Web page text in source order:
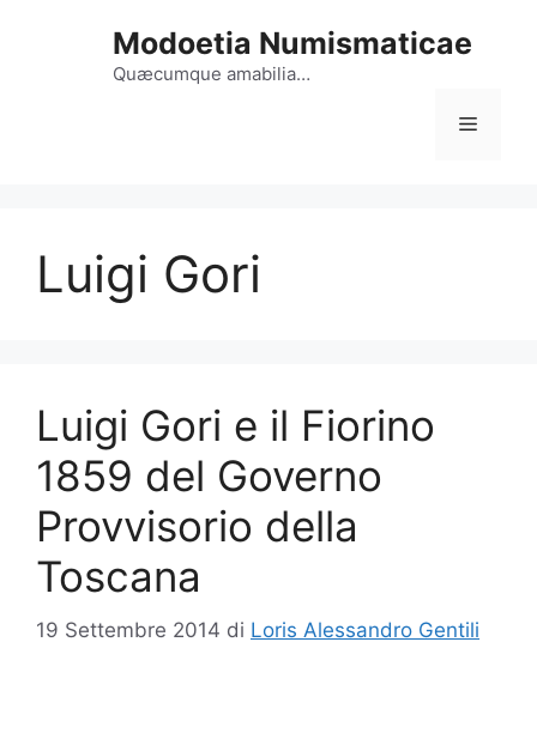
Modoetia Numismaticae
Quæcumque amabilia…
Menu
Luigi Gori
Luigi Gori e il Fiorino
1859 del Governo
Provvisorio della
Toscana
19 Settembre 2014 di Loris Alessandro Gentili